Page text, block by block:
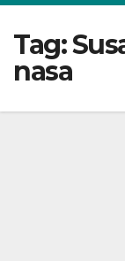
Tag:
nasa